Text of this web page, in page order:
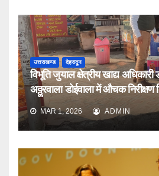
उत्तराखण्ड देहरादून
विभूति जुयाल क्षेत्रीय खाद्य अधिकारी
अठ्ठुरवाला डोईवाला में औचक निरीक्षण
MAR 1, 2026 ADMIN